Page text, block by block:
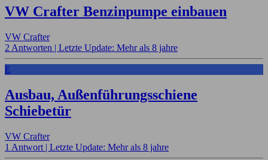
VW Crafter Benzinpumpe einbauen
VW Crafter
2 Antworten | Letzte Update: Mehr als 8 jahre
E
Ausbau, Außenführungsschiene
Schiebetür
VW Crafter
1 Antwort | Letzte Update: Mehr als 8 jahre